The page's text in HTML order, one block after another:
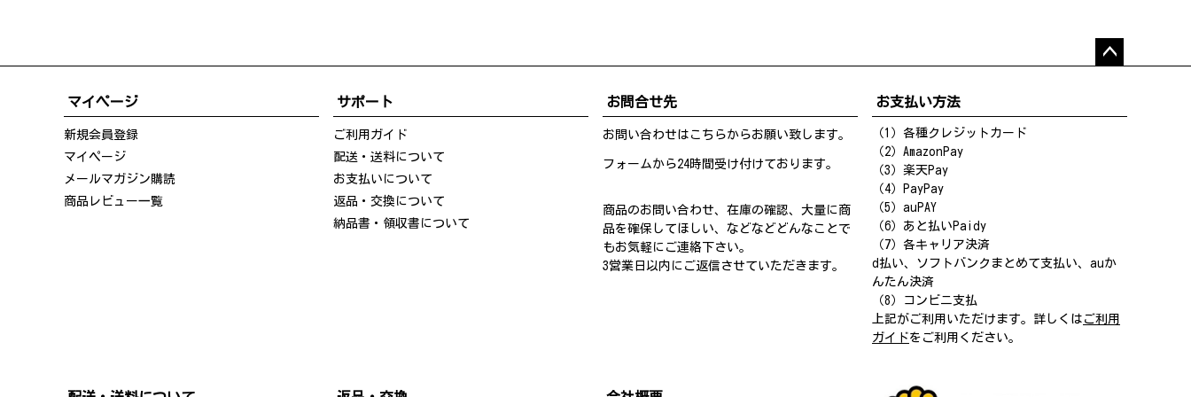
ップ
マイページ
新規会員登録
マイページ
メールマガジン購読
商品レビュー一覧
サポート
ご利用ガイド
配送・送料について
お支払いについて
返品・交換について
納品書・領収書について
お問合せ先
お問い合わせは こちらからお願い致します。
フォームから24時間受け付けております。
商品のお問い合わせ、在庫の確認、大量に商
品を確保してほしい、などなどどんなことで
もお気軽にご連絡下さい。
3営業日以内にご返信させていただきます。
お支払い方法
（1）各種クレジットカード
（2）AmazonPay
（3）楽天Pay
（4）PayPay
（5）auPAY
（6）あと払いPaidy
（7）各キャリア決済
d払い、ソフトバンクまとめて支払い、auか
んたん決済
（8）コンビニ支払
上記がご利用いただけます。詳しくは ご利用
ガイドをご利用ください。